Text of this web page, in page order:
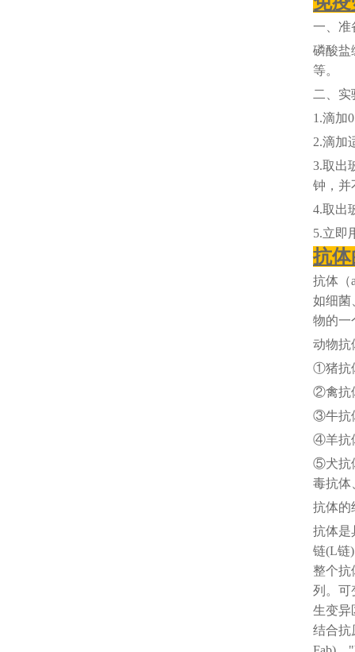
一、准
磷酸盐
等。
二、实
1.滴加
2.滴加
3.取出
钟，并
4.取出
5.立即
抗
抗体（
如细菌
物的一
动物抗
①猪抗
②禽抗
③牛抗
④羊抗
⑤犬抗
毒抗体
抗体的
抗体是
链(L链
整个抗
列。可
生变异
结合抗